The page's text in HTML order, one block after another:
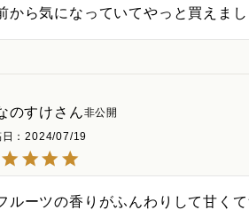
から気になっていてやっと買えま
のすけ
非公開
2024/07/19
ルーツの香りがふんわりして甘く